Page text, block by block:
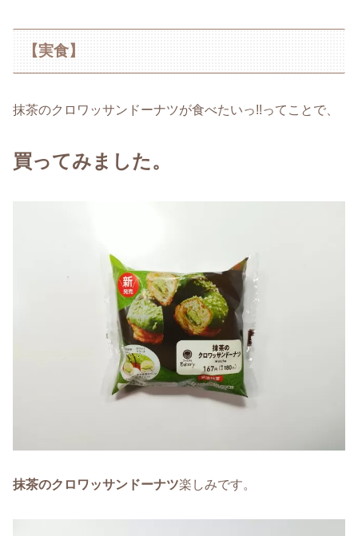
【実食】
抹茶のクロワッサンドーナツが食べたいっ!!ってことで、
買ってみました。
抹茶のクロワッサンドーナツ楽しみです。